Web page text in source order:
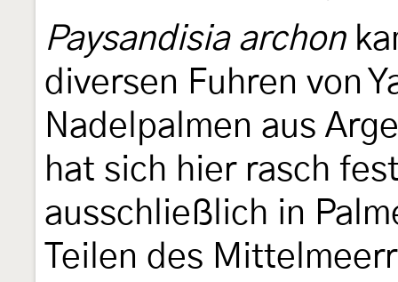
Paysandisia archon
diversen Fuhren von
Nadelpalmen aus
hat sich hier rasch
ausschließlich in
Teilen des